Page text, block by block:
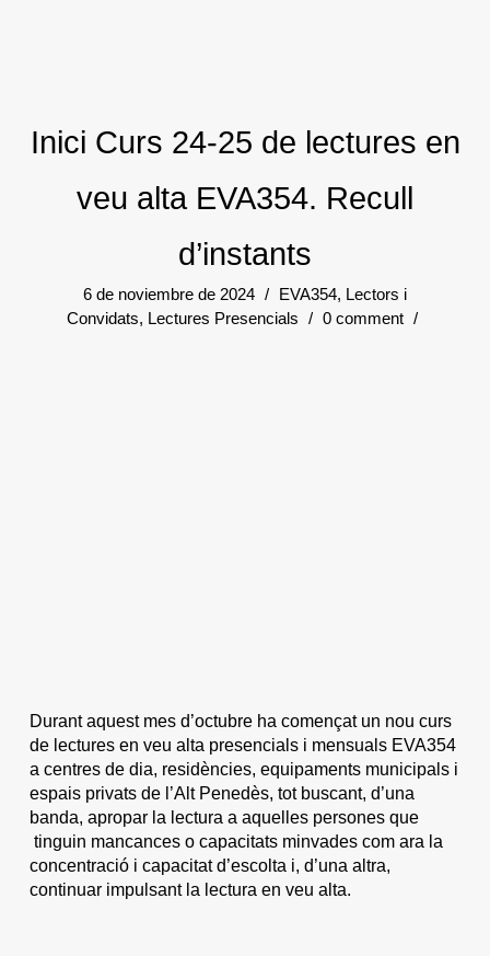
Inici Curs 24-25 de lectures en
veu alta EVA354. Recull
d’instants
6 de noviembre de 2024 / EVA354, Lectors i
Convidats, Lectures Presencials / 0 comment /
Durant aquest mes d’octubre ha començat un nou curs
de lectures en veu alta presencials i mensuals EVA354
a centres de dia, residències, equipaments municipals i
espais privats de l’Alt Penedès, tot buscant, d’una
banda, apropar la lectura a aquelles persones que
tinguin mancances o capacitats minvades com ara la
concentració i capacitat d’escolta i, d’una altra,
continuar impulsant la lectura en veu alta.